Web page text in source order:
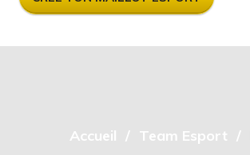
Accueil Team Esport